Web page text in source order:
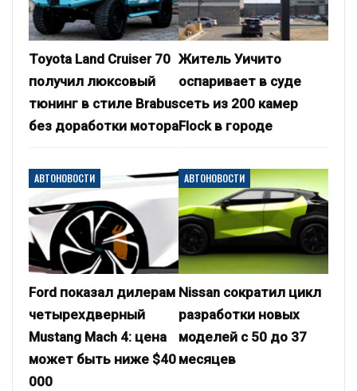
Toyota Land Cruiser 70
получил люксовый
тюнинг в стиле Brabus
без доработки мотора
Житель Уичито
оспаривает в суде
сеть из 200 камер
Flock в городе
АВТОНОВОСТИ
Ford показал дилерам
четырехдверный
Mustang Mach 4: цена
может быть ниже $40
000
АВТОНОВОСТИ
Nissan сократил цикл
разработки новых
моделей с 50 до 37
месяцев